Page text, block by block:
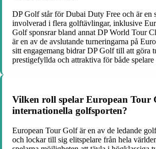
DP Golf står för Dubai Duty Free och är en
involverad i flera golftävlingar, inklusive
Golf sponsrar bland annat DP World Tour
är en av de avslutande turneringarna på
sitt engagemang bidrar DP Golf till att göra
prestigefyllda och attraktiva för både
Vilken roll spelar European Tour
internationella golfsporten?
European Tour Golf är en av de ledande
och lockar till sig elitspelare från hela